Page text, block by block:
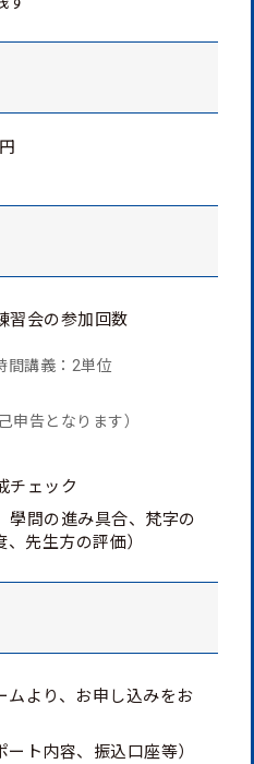
習会の参加回数
間講義：2単位
申告となります）
チェック
學問の進み具合、梵字の
先生方の評価）
より、お申し込みをお
ト内容、振込口座等）